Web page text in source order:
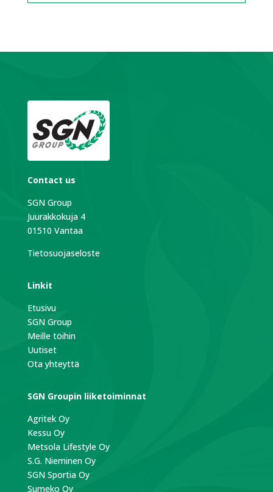
Contact us
SGN Group
Juurakkokuja 4
01510 Vantaa
Tietosuojaseloste
Linkit
Etusivu
SGN Group
Meille töihin
Uutiset
Ota yhteyttä
SGN Groupin liiketoiminnat
Agritek Oy
Kessu Oy
Metsola Lifestyle Oy
S.G. Nieminen Oy
SGN Sportia Oy
Sumeko Oy